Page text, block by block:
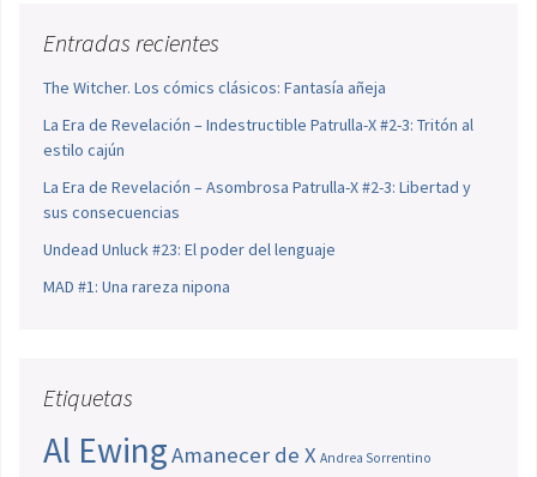
Entradas recientes
The Witcher. Los cómics clásicos: Fantasía añeja
La Era de Revelación – Indestructible Patrulla-X #2-3: Tritón al
estilo cajún
La Era de Revelación – Asombrosa Patrulla-X #2-3: Libertad y
sus consecuencias
Undead Unluck #23: El poder del lenguaje
MAD #1: Una rareza nipona
Etiquetas
Al EwingAmanecer de X Andrea Sorrentino